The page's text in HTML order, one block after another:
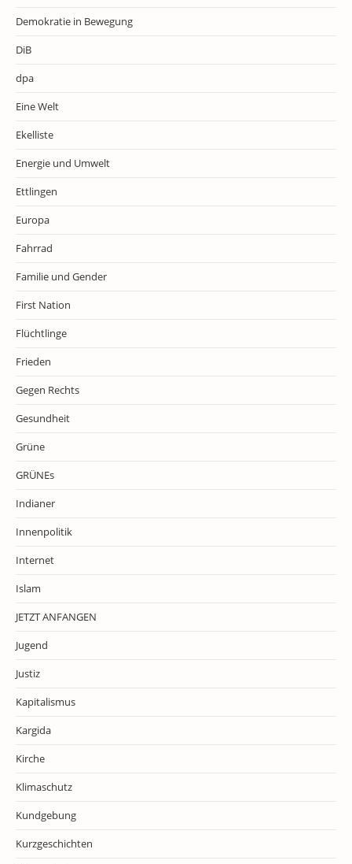
Demokratie in Bewegung
DiB
dpa
Eine Welt
Ekelliste
Energie und Umwelt
Ettlingen
Europa
Fahrrad
Familie und Gender
First Nation
Flüchtlinge
Frieden
Gegen Rechts
Gesundheit
Grüne
GRÜNEs
Indianer
Innenpolitik
Internet
Islam
JETZT ANFANGEN
Jugend
Justiz
Kapitalismus
Kargida
Kirche
Klimaschutz
Kundgebung
Kurzgeschichten